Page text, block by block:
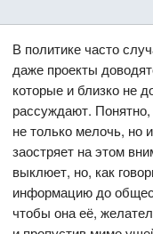
В политике часто
даже проекты
которые и близко не
рассуждают. Понятно,
не только мелочь, но
заостряет на этом
выклюет, но, как
информацию до
чтобы она её,